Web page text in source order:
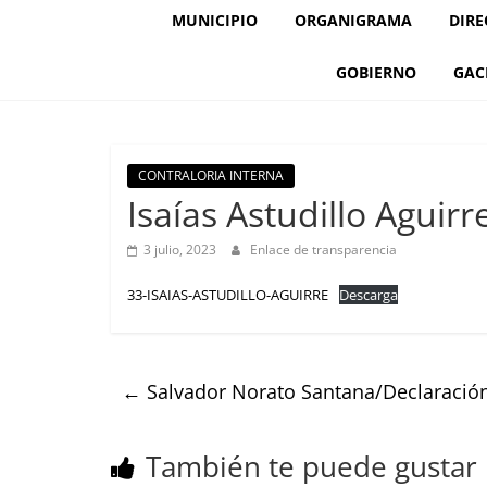
MUNICIPIO ORGANIGRAMA
GOBIERNO
CONTRALORIA INTERNA
Isaías Astudillo
3 julio, 2023 Enlace de transparencia
33-ISAIAS-ASTUDILLO-AGUIRRE Descarga
← Salvador Norato Santana/
También te puede gustar